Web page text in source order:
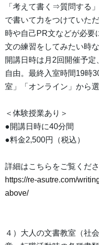
「考えて書く⇒質問する
で書いて力をつけていた
時や自己PR文などが必要
文の練習をしてみたい時
開講日時は月2回開催予
自由。最終入室時間19時
室」「オンライン」から選
＜体験授業あり＞
●開講日時に40分間
●料金2,500円（税込）
詳細はこちらをご覧くだ
https://re-asutre.com/
above/‎
４）大人の文書教室（